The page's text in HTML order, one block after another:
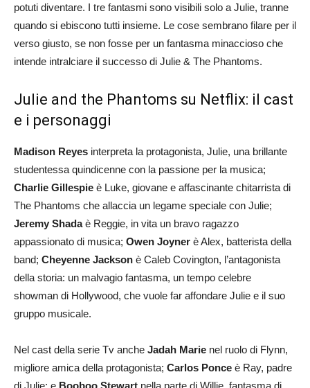
potuti diventare. I tre fantasmi sono visibili solo a Julie, tranne
quando si ebiscono tutti insieme. Le cose sembrano filare per il
verso giusto, se non fosse per un fantasma minaccioso che
intende intralciare il successo di Julie & The Phantoms.
Julie and the Phantoms su Netflix: il cast
e i personaggi
Madison Reyes interpreta la protagonista, Julie, una brillante
studentessa quindicenne con la passione per la musica;
Charlie Gillespie è Luke, giovane e affascinante chitarrista di
The Phantoms che allaccia un legame speciale con Julie;
Jeremy Shadaè Reggie, in vita un bravo ragazzo
appassionato di musica; Owen Joyner è Alex, batterista della
band; Cheyenne Jackson è Caleb Covington, l’antagonista
della storia: un malvagio fantasma, un tempo celebre
showman di Hollywood, che vuole far affondare Julie e il suo
gruppo musicale.
Nel cast della serie Tv anche Jadah Marie nel ruolo di Flynn,
migliore amica della protagonista; Carlos Ponce è Ray, padre
di Julie; e Booboo Stewart nella parte di Willie, fantasma di